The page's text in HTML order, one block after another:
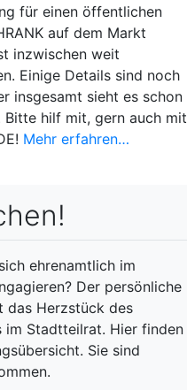
für einen öffentlichen
auf dem Markt
inzwischen weit
Einige Details sind noch
insgesamt sieht es schon
Bitte hilf mit, gern auch mit
Mehr erfahren…
ehrenamtlich im
Der persönliche
das Herzstück des
im Stadtteilrat. Hier finden
Sie sind